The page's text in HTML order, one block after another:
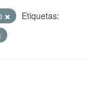
Etiquetas: